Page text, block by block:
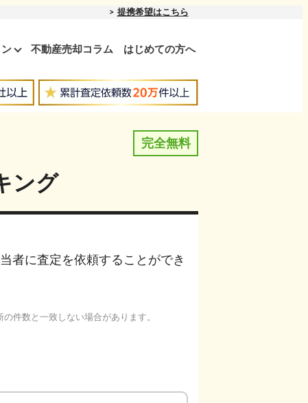
提携希望はこちら
不動産売却コラム はじめての方へ
完全無料
ング
者に査定を依頼することができ
件数と一致しない場合があります。